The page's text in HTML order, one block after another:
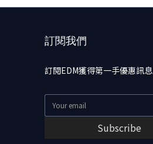
訂閱我們
訂閱EDM獲得第一手優惠訊息
Subscribe